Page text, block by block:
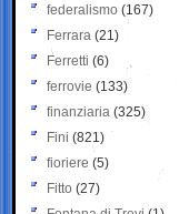
federalismo (167)
Ferrara (21)
Ferretti (6)
ferrovie (133)
finanziaria (325)
Fini (821)
fioriere (5)
Fitto (27)